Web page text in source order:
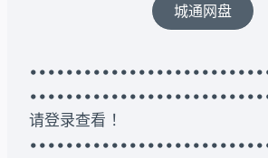
城通网盘
请登录查看 ！